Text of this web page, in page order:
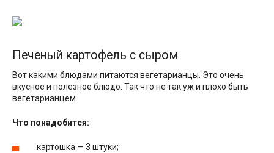
Печеный картофель с сыром
Вот какими блюдами питаются вегетарианцы. Это очень
вкусное и полезное блюдо. Так что не так уж и плохо быть
вегетарианцем.
Что понадобится:
картошка — 3 штуки;